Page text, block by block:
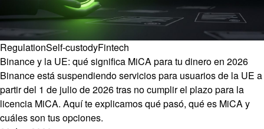
RegulationSelf-custodyFintech
Binance y la UE: qué significa MiCA para tu dinero en 2026
Binance está suspendiendo servicios para usuarios de la UE a
partir del 1 de julio de 2026 tras no cumplir el plazo para la
licencia MiCA. Aquí te explicamos qué pasó, qué es MiCA y
cuáles son tus opciones.